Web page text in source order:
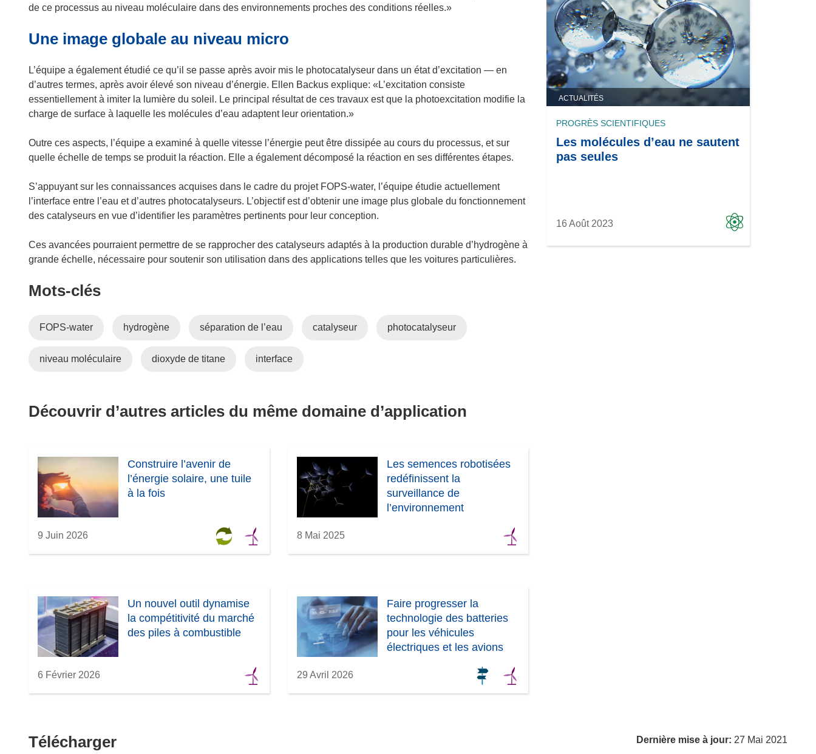
f
n
ê
t
r
)
e
e
n
ê
e
)
de ce processus au niveau moléculaire dans des environnements proches des conditions réelles.»
Une image globale au niveau micro
L’équipe a également étudié ce qu’il se passe après avoir mis le photocatalyseur dans un état d’excitation — en
d’autres termes, après avoir élevé son niveau d’énergie. Ellen Backus explique: «L’excitation consiste
essentiellement à imiter la lumière du soleil. Le principal résultat de ces travaux est que la photoexcitation modifie la
charge de surface à laquelle les molécules d’eau adaptent leur orientation.»
Outre ces aspects, l’équipe a examiné à quelle vitesse l’énergie peut être dissipée au cours du processus, et sur
quelle échelle de temps se produit la réaction. Elle a également décomposé la réaction en ses différentes étapes.
S’appuyant sur les connaissances acquises dans le cadre du projet FOPS-water, l’équipe étudie actuellement
l’interface entre l’eau et d’autres photocatalyseurs. L’objectif est d’obtenir une image plus globale du fonctionnement
des catalyseurs en vue d’identifier les paramètres pertinents pour leur conception.
Ces avancées pourraient permettre de se rapprocher des catalyseurs adaptés à la production durable d’hydrogène à
grande échelle, nécessaire pour soutenir son utilisation dans des applications telles que les voitures particulières.
Mots‑clés
FOPS-water hydrogène séparation de l’eau catalyseur photocatalyseur
niveau moléculaire dioxyde de titane interface
Découvrir d’autres articles du même domaine d’application
Construire l’avenir de
l’énergie solaire, une tuile
à la fois
9 Juin 2026
Les semences robotisées
redéfinissent la
surveillance de
l’environnement
8 Mai 2025
Un nouvel outil dynamise
la compétitivité du marché
des piles à combustible
6 Février 2026
Faire progresser la
technologie des batteries
pour les véhicules
électriques et les avions
29 Avril 2026
ACTUALITÉS
PROGRÈS SCIENTIFIQUES
Les molécules d’eau ne sautent
pas seules
16 Août 2023
TéléchargerTélécharger
Dernière mise à jour: 27 Mai 2021